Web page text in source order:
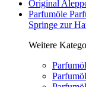
Original
Parfumöle
Springe zur
Weitere